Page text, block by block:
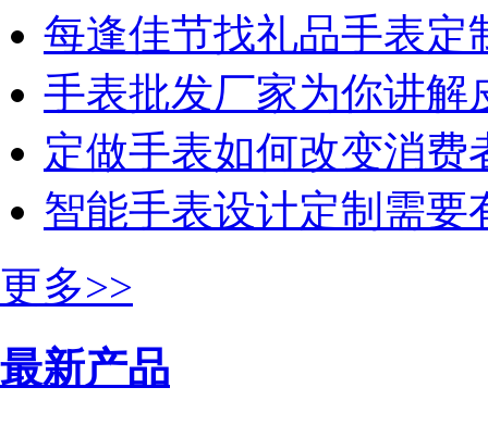
每逢佳节找礼品手表定
手表批发厂家为你讲解
定做手表如何改变消费
智能手表设计定制需要
更多>>
最新产品